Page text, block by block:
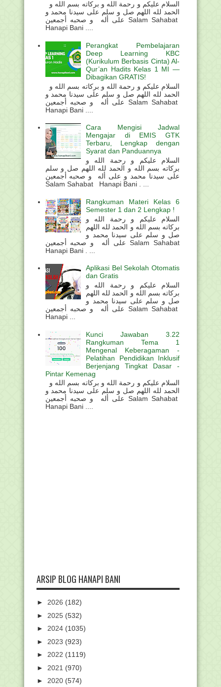
الحمد لله اللهم صل و سلم على سيدنا محمد و
على أله و صحبه أجمعين Salam Sahabat
Hanapi Bani ....
Perangkat Pembelajaran
Deep Learning KBC
(Kurikulum Berbasis Cinta) Al-
Qur’an Hadits Kelas 1 MI —
Dibagikan GRATIS!
الحمد لله اللهم صل و سلم على سيدنا محمد و
على أله و صحبه أجمعين Salam Sahabat
Hanapi Bani ....
Cara Mengisi Jadwal
Mengajar di EMIS GTK
Terbaru, Lengkap dengan
Syarat dan Panduannya
السلام عليكم و رحمة الله و
بركاته بسم الله و الحمد لله اللهم صل و سلم
على سيدنا محمد و على أله و صحبه أجمعين
Salam Sahabat Hanapi Bani . ...
Rangkuman Materi Kelas 6
Semester 1 dan 2 Lengkap !
السلام عليكم و رحمة الله و
بركاته بسم الله و الحمد لله اللهم
صل و سلم على سيدنا محمد و
على أله و صحبه أجمعين Salam Sahabat
Hanapi Bani . ...
Aplikasi Bel Sekolah Otomatis
dan Gratis
السلام عليكم و رحمة الله و
بركاته بسم الله و الحمد لله اللهم
صل و سلم على سيدنا محمد و
على أله و صحبه أجمعين Salam Sahabat
Hanapi ...
Kunci Jawaban 3.22
Rangkuman Tema 1
Mengenal Keberagaman -
Pelatihan Pendidikan Inklusif
Berjenjang Tingkat Dasar -
Pintar Kemenag
الحمد لله اللهم صل و سلم على سيدنا محمد و
على أله و صحبه أجمعين Salam Sahabat
Hanapi Bani ....
ARSIP BLOG HANAPI BANI
► 2026 (182)
► 2025 (532)
► 2024 (1035)
► 2023 (923)
► 2022 (1119)
► 2021 (970)
► 2020 (574)